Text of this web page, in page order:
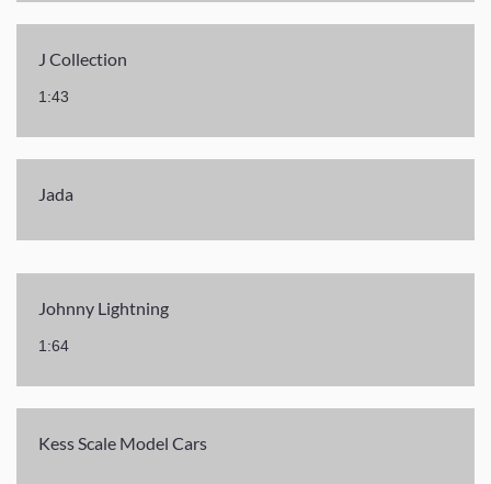
J Collection
1:43
Jada
Johnny Lightning
1:64
Kess Scale Model Cars